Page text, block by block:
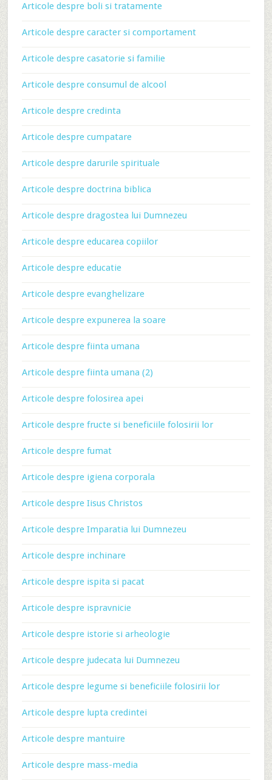
Articole despre boli si tratamente
Articole despre caracter si comportament
Articole despre casatorie si familie
Articole despre consumul de alcool
Articole despre credinta
Articole despre cumpatare
Articole despre darurile spirituale
Articole despre doctrina biblica
Articole despre dragostea lui Dumnezeu
Articole despre educarea copiilor
Articole despre educatie
Articole despre evanghelizare
Articole despre expunerea la soare
Articole despre fiinta umana
Articole despre fiinta umana (2)
Articole despre folosirea apei
Articole despre fructe si beneficiile folosirii lor
Articole despre fumat
Articole despre igiena corporala
Articole despre Iisus Christos
Articole despre Imparatia lui Dumnezeu
Articole despre inchinare
Articole despre ispita si pacat
Articole despre ispravnicie
Articole despre istorie si arheologie
Articole despre judecata lui Dumnezeu
Articole despre legume si beneficiile folosirii lor
Articole despre lupta credintei
Articole despre mantuire
Articole despre mass-media